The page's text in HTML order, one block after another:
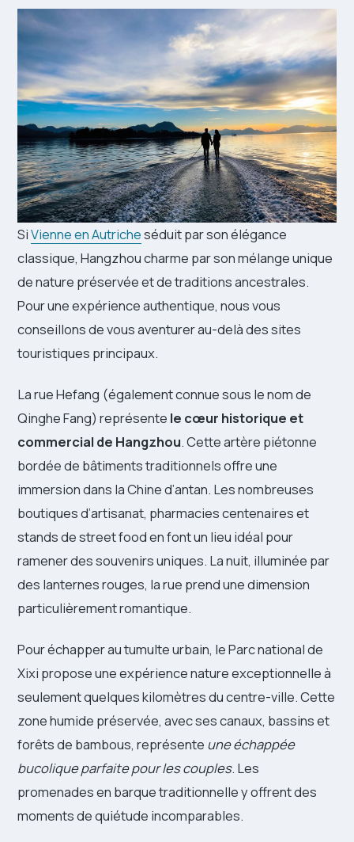
SiVienne en Autricheséduit par son élégance
classique, Hangzhou charme par son mélange unique
de nature préservée et de traditions ancestrales.
Pour une expérience authentique, nous vous
conseillons de vous aventurer au-delà des sites
touristiques principaux.
La rue Hefang (également connue sous le nom de
Qinghe Fang) représente le cœur historique et
commercial de Hangzhou. Cette artère piétonne
bordée de bâtiments traditionnels offre une
immersion dans la Chine d’antan. Les nombreuses
boutiques d’artisanat, pharmacies centenaires et
stands de street food en font un lieu idéal pour
ramener des souvenirs uniques. La nuit, illuminée par
des lanternes rouges, la rue prend une dimension
particulièrement romantique.
Pour échapper au tumulte urbain, le Parc national de
Xixi propose une expérience nature exceptionnelle à
seulement quelques kilomètres du centre-ville. Cette
zone humide préservée, avec ses canaux, bassins et
forêts de bambous, représente une échappée
bucolique parfaite pour les couples. Les
promenades en barque traditionnelle y offrent des
moments de quiétude incomparables.